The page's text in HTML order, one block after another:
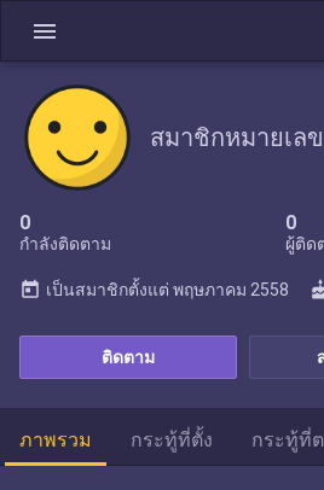
menu
สมาชิกหมายเล
0
กำลังติดตาม
0
ผู้ติด
ติดตาม
today เป็นสมาชิกตั้งแต่ พฤษภาคม 2558
ภาพรวม กระทู้ที่ตั้ง กระทู้ที่